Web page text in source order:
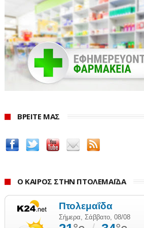
ΒΡΕΙΤΕ ΜΑΣ
Ο ΚΑΙΡΟΣ ΣΤΗΝ ΠΤΟΛΕΜΑΪΔΑ